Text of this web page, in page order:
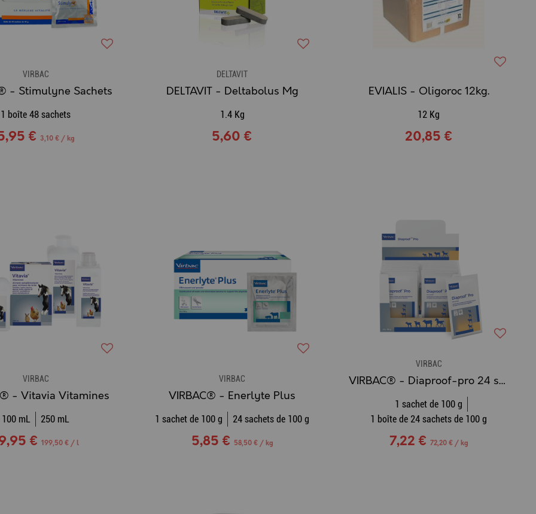
VIRBAC
- Stimulyne Sachets
1 boîte 48 sachets
€ 3,10 € / kg
DELTAVIT
DELTAVIT - Deltabolus Mg
1.4 Kg
5,60 €
EVIALIS - Oligoroc 12kg.
12 Kg
20,85 €
VIRBAC
- Vitavia Vitamines
100 mL 250 mL
€ 199,50 € / l
VIRBAC
VIRBAC® - Enerlyte Plus
1 sachet de 100 g 24 sachets de 100 g
5,85 € 58,50 € / kg
VIRBAC
VIRBAC® - Diaproof-pro 24 sachets de 100 g
1 sachet de 100 g
1 boîte de 24 sachets de 100 g
7,22 € 72,20 € / kg